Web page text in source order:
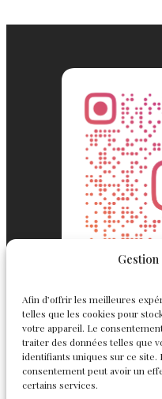
Afin d’offrir les meilleures
telles que les cookies pour
votre appareil. Le
traiter des données telles que
identifiants uniques sur ce
consentement peut avoir un
certains services.